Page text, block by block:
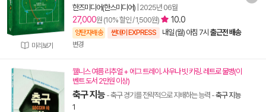
미리보기
한즈미디어(한스미디어) 2025년 06월
27,000원 (10% 할인 / 1,500원) 10.0
양탄자배송 썬데이 EXPRESS 내일 (월) 아침 7시 출근전 배송
변경
웰니스 여름 리추얼 + 에그 트레이. 사우나 빗 키링. 레트로 물병(이
벤트 도서 2만원 이상)
축구 지능 - 축구 경기를 전략적으로 지배하는 능력 -축구 지능
1